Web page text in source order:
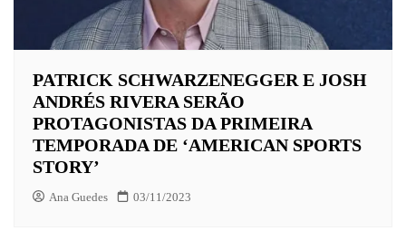
PATRICK SCHWARZENEGGER E JOSH
ANDRÉS RIVERA SERÃO
PROTAGONISTAS DA PRIMEIRA
TEMPORADA DE ‘AMERICAN SPORTS
STORY’
Ana Guedes 03/11/2023